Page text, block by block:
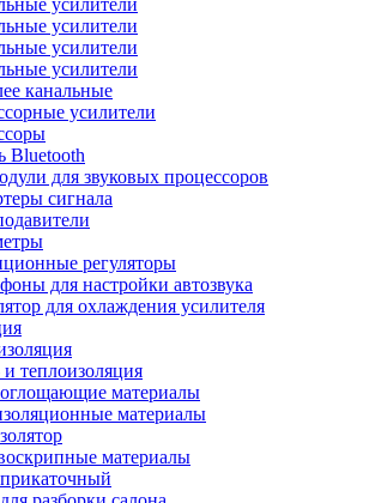
усилители
усилители
усилители
усилители
канальные
усилители
Bluetooth
для звуковых процессоров
сигнала
регуляторы
для настройки автозвука
для охлаждения усилителя
теплоизоляция
материалы
материалы
материалы